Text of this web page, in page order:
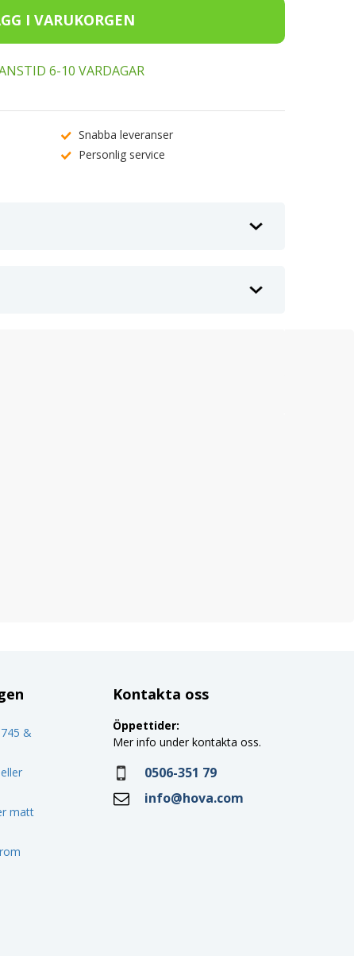
6-10 VARDAGAR
Snabba leveranser
Personlig service
&
matt
Kontakta oss
Öppettider:
Mer info under kontakta oss.
0506-351 79
info@hova.com